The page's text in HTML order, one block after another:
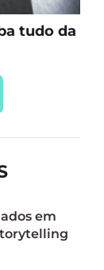
tudo da
em